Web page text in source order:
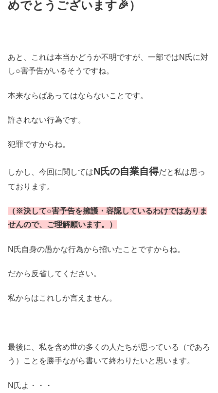
めでとうございます🎉）
あと、これは本当かどうか不明ですが、一部ではN氏に対
し○害予告がいるそうですね。
本来ならばあってはならないことです。
許されない行為です。
犯罪ですからね。
しかし、今回に関してはN氏の自業自得だと私は思っ
ております。
（※決して○害予告を擁護・容認しているわけではありま
せんので、ご理解願います。）
N氏自身の愚かな行為から招いたことですからね。
だから反省してください。
私からはこれしか言えません。
最後に、私を含め世の多くの人たちが思っている（であろ
う）ことを勝手ながら書いて終わりたいと思います。
N氏よ・・・